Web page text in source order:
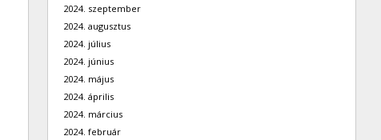
2024. szeptember
2024. augusztus
2024. július
2024. június
2024. május
2024. április
2024. március
2024. február